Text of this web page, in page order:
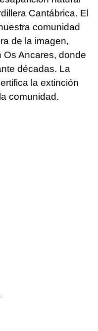
Cantábrica. El
comunidad
de la imagen,
Os Ancares, donde
décadas. La
la extinción
comunidad.